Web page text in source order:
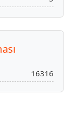
16316